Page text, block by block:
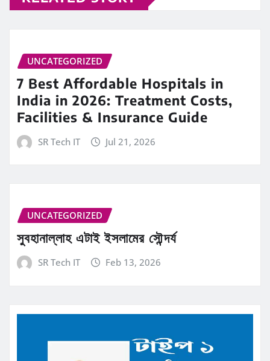
UNCATEGORIZED
7 Best Affordable Hospitals in
India in 2026: Treatment Costs,
Facilities & Insurance Guide
SR Tech IT Jul 21, 2026
UNCATEGORIZED
সুবহানাল্লাহ এটাই ইসলামের সৌন্দর্য
SR Tech IT Feb 13, 2026